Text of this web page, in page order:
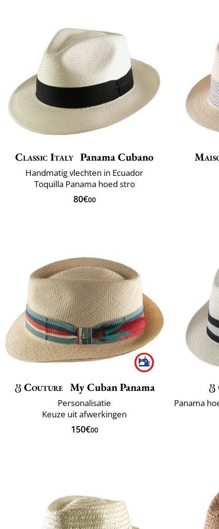
Classic Italy Panama Cubano
Handmatig vlechten in Ecuador
Toquilla Panama hoed stro
80€00
Couture My Cuban Panama
Personalisatie
Keuze uit afwerkingen
150€00